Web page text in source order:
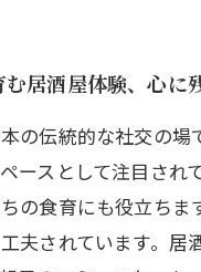
む居酒屋体験、心に
の伝統的な社交の
ースとして注目さ
の食育にも役立ち
夫されています。